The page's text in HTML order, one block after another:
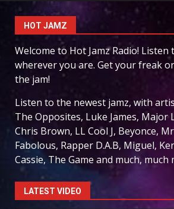
HOT JAMZ
Welcome to Hot Jamz Radio! Listen
wherever you are. Get your freak
the jam!
Listen to the newest jamz, with
The Opposites, Luke James, Major
Chris Brown, LL Cool J, Beyonce,
Fabolous, Rapper D.A.B, Miguel,
Cassie, The Game and much, much
LATEST VIDEO